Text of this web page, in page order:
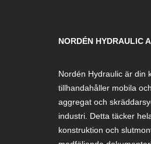
NORDÉN HYDRAULIC
Nordén Hydraulic är din
tillhandahåller mobila
aggregat och
industri. Detta täcker
konstruktion och